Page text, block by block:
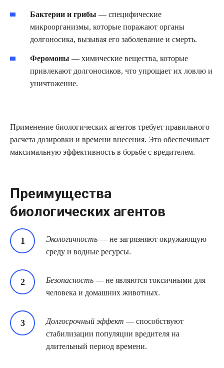
Бактерии и грибы — специфические
микроорганизмы, которые поражают органы
долгоносика, вызывая его заболевание и смерть.
Феромоны — химические вещества, которые
привлекают долгоносиков, что упрощает их ловлю и
уничтожение.
Применение биологических агентов требует правильного
расчета дозировки и времени внесения. Это обеспечивает
максимальную эффективность в борьбе с вредителем.
Преимущества
биологических агентов
Экологичность — не загрязняют окружающую
среду и водные ресурсы.
Безопасность — не являются токсичными для
человека и домашних животных.
Долгосрочный эффект — способствуют
стабилизации популяции вредителя на
длительный период времени.